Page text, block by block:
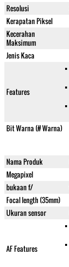
Resolusi
Kerapatan Piksel
Kecerahan
Maksimum
Jenis Kaca
Features
Bit Warna (# Warna)
Nama Produk
Megapixel
bukaan f/
Focal length (35mm)
Ukuran sensor
AF Features